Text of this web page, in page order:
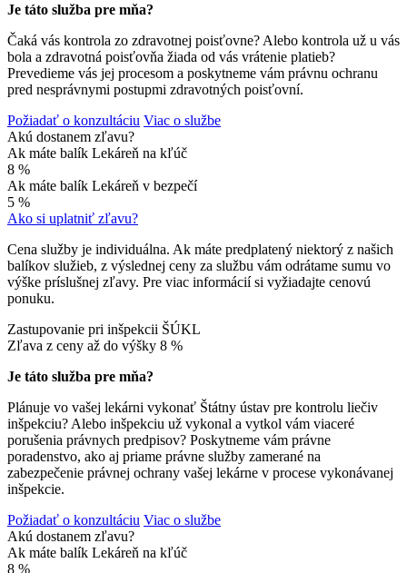
Je táto služba pre mňa?
Čaká vás kontrola zo zdravotnej poisťovne? Alebo kontrola už u vás
bola a zdravotná poisťovňa žiada od vás vrátenie platieb?
Prevedieme vás jej procesom a poskytneme vám právnu ochranu
pred nesprávnymi postupmi zdravotných poisťovní.
Požiadať o konzultáciu Viac o službe
Akú dostanem zľavu?
Ak máte balík Lekáreň na kľúč
8 %
Ak máte balík Lekáreň v bezpečí
5 %
Ako si uplatniť zľavu?
Cena služby je individuálna. Ak máte predplatený niektorý z našich
balíkov služieb, z výslednej ceny za službu vám odrátame sumu vo
výške príslušnej zľavy. Pre viac informácií si vyžiadajte cenovú
ponuku.
Zastupovanie pri inšpekcii ŠÚKL
Zľava z ceny až do výšky 8 %
Je táto služba pre mňa?
Plánuje vo vašej lekárni vykonať Štátny ústav pre kontrolu liečiv
inšpekciu? Alebo inšpekciu už vykonal a vytkol vám viaceré
porušenia právnych predpisov? Poskytneme vám právne
poradenstvo, ako aj priame právne služby zamerané na
zabezpečenie právnej ochrany vašej lekárne v procese vykonávanej
inšpekcie.
Požiadať o konzultáciu Viac o službe
Akú dostanem zľavu?
Ak máte balík Lekáreň na kľúč
8 %